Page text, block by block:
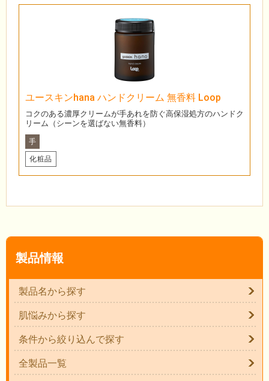
ユースキンhana ハンドクリーム 無香料 Loop
コクのある濃厚クリームが手あれを防ぐ高保湿処方のハンドク
リーム（シーンを選ばない無香料）
手
化粧品
製品情報
製品名から探す
肌悩みから探す
条件から絞り込んで探す
全製品一覧